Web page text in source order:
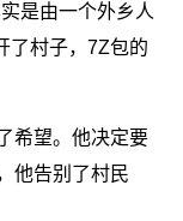
是由一个外乡人
了村子，7Z包的
希望。他决定要
他告别了村民